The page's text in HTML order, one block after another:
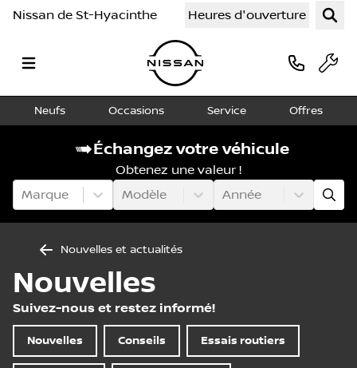
Nissan de St-Hyacinthe Heures d'ouverture
Neufs Occasions Service Offres
Échangez votre véhicule
Obtenez une valeur !
Marque
Modèle Année
Nouvelles et actualités
Nouvelles
Suivez-nous et restez informé!
Nouvelles Conseils Essais routiers